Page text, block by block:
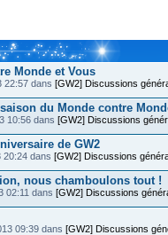
Monde et Vous
22:57 dans [GW2] Discussions
du Monde contre
10:56 dans [GW2] Discussions
de GW2
20:24 dans [GW2] Discussions
nous chamboulons tout !
02:11 dans [GW2] Discussions
09:39 dans [GW2] Discussions